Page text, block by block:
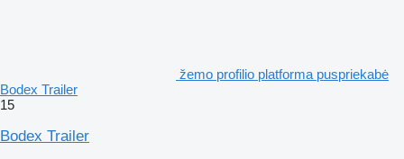
žemo profilio platforma puspriekabė
Bodex Trailer
15
Bodex Trailer